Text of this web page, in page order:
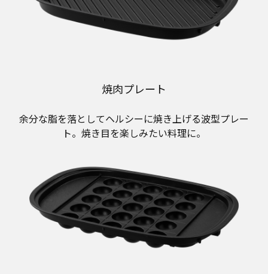
焼肉プレート
余分な脂を落としてヘルシーに焼き上げる波型プレー
ト。焼き目を楽しみたい料理に。